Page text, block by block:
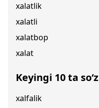
xalatlik
xalatli
xalatbop
xalat
Keyingi 10 ta so‘z
xalfalik